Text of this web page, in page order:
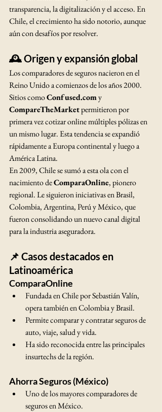
transparencia, la digitalización y el acceso. En
Chile, el crecimiento ha sido notorio, aunque
aún con desafíos por resolver.
🕰️ Origen y expansión global
Los comparadores de seguros nacieron en el
Reino Unido a comienzos de los años 2000.
Sitios como Confused.com y
CompareTheMarket permitieron por
primera vez cotizar online múltiples pólizas en
un mismo lugar. Esta tendencia se expandió
rápidamente a Europa continental y luego a
América Latina.
En 2009, Chile se sumó a esta ola con el
nacimiento de ComparaOnline, pionero
regional. Le siguieron iniciativas en Brasil,
Colombia, Argentina, Perú y México, que
fueron consolidando un nuevo canal digital
para la industria aseguradora.
📌 Casos destacados en
Latinoamérica
ComparaOnline
Fundada en Chile por Sebastián Valín,
opera también en Colombia y Brasil.
Permite comparar y contratar seguros de
auto, viaje, salud y vida.
Ha sido reconocida entre las principales
insurtechs de la región.
Ahorra Seguros (México)
Uno de los mayores comparadores de
seguros en México.